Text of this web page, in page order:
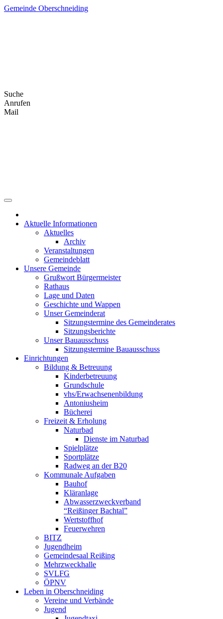
Skip
Gemeinde Oberschneiding
Suche
Anrufen
Mail
Aktuelle Informationen
Aktuelles
Archiv
Veranstaltungen
Gemeindeblatt
Unsere Gemeinde
Grußwort Bürgermeister
Rathaus
Lage und Daten
Geschichte und Wappen
Unser Gemeinderat
Sitzungstermine des Gemeinderates
Sitzungsberichte
Unser Bauausschuss
Sitzungstermine Bauausschuss
Einrichtungen
Bildung & Betreuung
Kinderbetreuung
Grundschule
vhs/Erwachsenenbildung
Antoniusheim
Bücherei
Freizeit & Erholung
Naturbad
Dienste im Naturbad
Spielplätze
Sportplätze
Radweg an der B20
Kommunale Aufgaben
Bauhof
Kläranlage
Abwasserzweckverband
“Reißinger Bachtal”
Wertstoffhof
Feuerwehren
BITZ
Jugendheim
Gemeindesaal Reißing
Mehrzweckhalle
SVLFG
ÖPNV
Leben in Oberschneiding
Vereine und Verbände
Jugend